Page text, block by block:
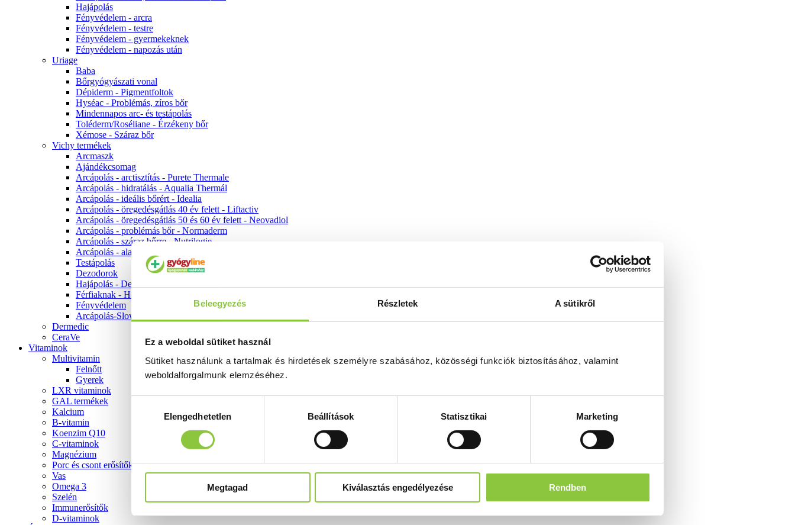
Beleegyezés Részletek A sütikről
Ez a weboldal sütiket használ
Sütiket használunk a tartalmak és hirdetések személyre szabásához, közösségi funkciók biztosításához, valamint
weboldalforgalmunk elemzéséhez.
kiválasztásaElengedhetetlen Beállítások Statisztikai Marketing
Megtagad Kiválasztás engedélyezése Rendben
Hajápolás
Fényvédelem - arcra
Fényvédelem - testre
Fényvédelem - gyermekeknek
Fényvédelem - napozás után
Uriage
Baba
Bőrgyógyászati vonal
Dépiderm - Pigmentfoltok
Hyséac - Problémás, zíros bőr
Mindennapos arc- és testápolás
Toléderm/Roséliane - Érzékeny bőr
Xémose - Száraz bőr
Vichy termékek
Arcmaszk
Ajándékcsomag
Arcápolás - arctisztítás - Purete Thermale
Arcápolás - hidratálás - Aqualia Thermál
Arcápolás - ideális bőrért - Idealia
Arcápolás - öregedésgátlás 40 év felett - Liftactiv
Arcápolás - öregedésgátlás 50 és 60 év felett - Neovadiol
Arcápolás - problémás bőr - Normaderm
Arcápolás - száraz bőrre - Nutrilogie
Arcápolás - alapozók
Testápolás
Dezodorok
Hajápolás - Dercos
Férfiaknak - Homme
Fényvédelem
Arcápolás-Slow Age
Dermedic
CeraVe
Vitaminok
Multivitamin
Felnőtt
Gyerek
LXR vitaminok
GAL termékek
Kalcium
B-vitamin
Koenzim Q10
C-vitaminok
Magnézium
Porc és csont erősítők
Vas
Omega 3
Szelén
Immunerősítők
D-vitaminok